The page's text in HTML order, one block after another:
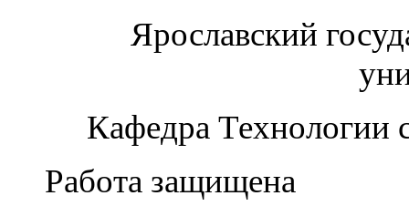
Ярославский
Кафедра Технологии
Работа защищена